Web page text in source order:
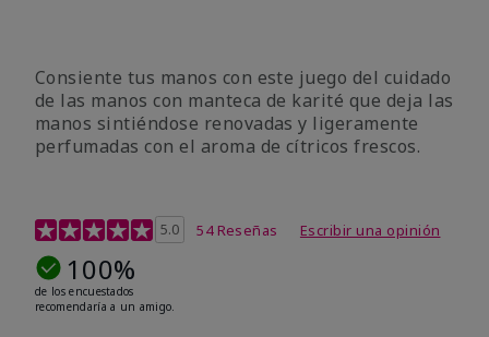
Consiente tus manos con este juego del cuidado
de las manos con manteca de karité que deja las
manos sintiéndose renovadas y ligeramente
perfumadas con el aroma de cítricos frescos.
Calificación de clientes de 4,7 de 5
5.0 54 Reseñas Escribir una opinión
100%
de los encuestados
recomendaría a un amigo.